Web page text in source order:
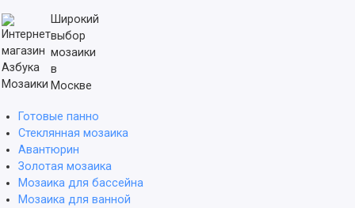
Широкий
выбор
мозаики
в
Москве
Готовые панно
Стеклянная мозаика
Авантюрин
Золотая мозаика
Мозаика для бассейна
Мозаика для ванной